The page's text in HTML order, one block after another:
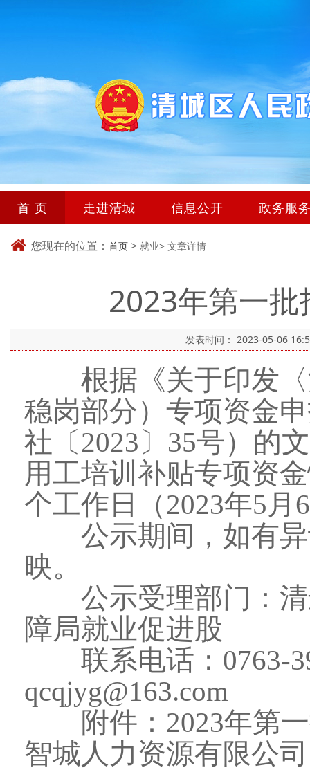
首 页 走进清城 信息公开 政务服
您现在的位置： 首页 > 就业> 文章详情
2023年第一
发表时间： 2023-05-06
根据《关于印发〈
稳岗部分）专项资金
社〔2023〕35号）的
用工培训补贴专项资
个工作日（2023年5月
公示期间，如有异
映。
公示受理部门：清
障局就业促进股
联系电话：0763-
qcqjyg@163.com
附件：2023年第一
智城人力资源有